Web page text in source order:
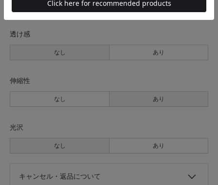
なし あり
透け感
なし あり
伸縮性
なし あり
光沢
なし あり
キャンセル・返品について